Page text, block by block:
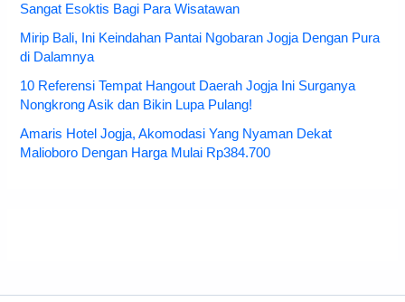
Sangat Esoktis Bagi Para Wisatawan
Mirip Bali, Ini Keindahan Pantai Ngobaran Jogja Dengan Pura
di Dalamnya
10 Referensi Tempat Hangout Daerah Jogja Ini Surganya
Nongkrong Asik dan Bikin Lupa Pulang!
Amaris Hotel Jogja, Akomodasi Yang Nyaman Dekat
Malioboro Dengan Harga Mulai Rp384.700